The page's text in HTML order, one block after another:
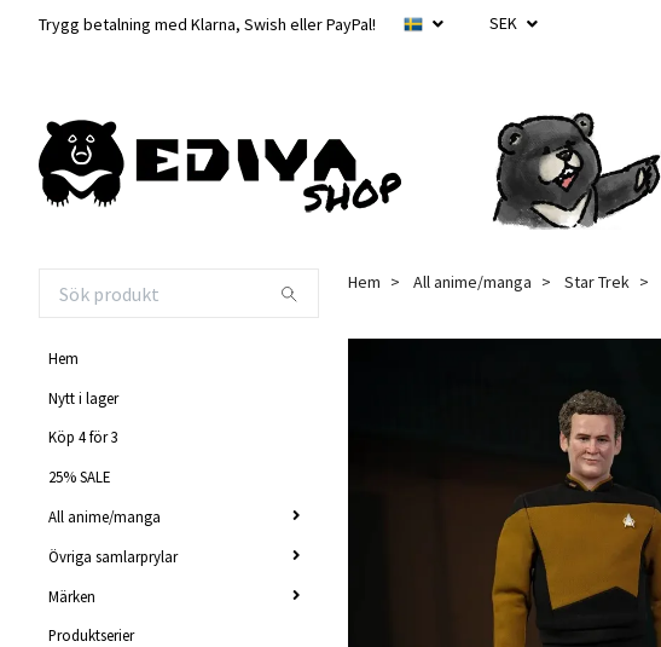
Trygg betalning med Klarna, Swish eller PayPal! SEK
Hem
Nytt i lager
Köp 4 för 3
25% SALE
All anime/manga
Övriga samlarprylar
Märken
Produktserier
Hem All anime/manga Star Trek